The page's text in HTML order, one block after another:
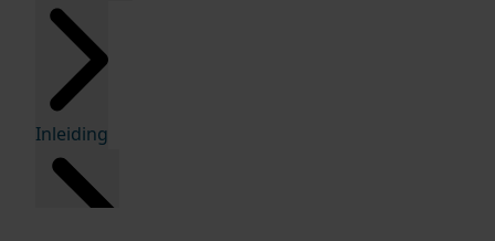
Inleiding